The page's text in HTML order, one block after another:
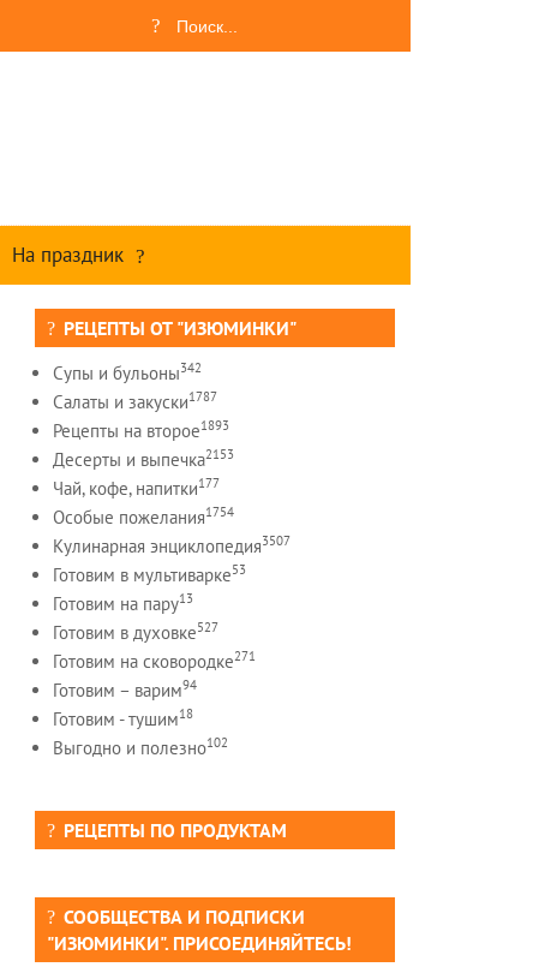
На праздник
РЕЦЕПТЫ ОТ "ИЗЮМИНКИ"
Супы и бульоны342
Салаты и закуски1787
Рецепты на второе1893
Десерты и выпечка2153
Чай, кофе, напитки177
Особые пожелания1754
Кулинарная энциклопедия3507
Готовим в мультиварке53
Готовим на пару13
Готовим в духовке527
Готовим на сковородке271
Готовим – варим94
Готовим - тушим18
Выгодно и полезно102
РЕЦЕПТЫ ПО ПРОДУКТАМ
СООБЩЕСТВА И ПОДПИСКИ
"ИЗЮМИНКИ". ПРИСОЕДИНЯЙТЕСЬ!